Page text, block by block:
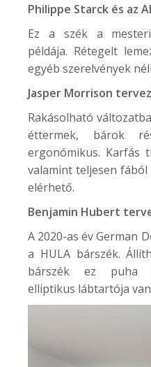
Philippe Starck és az
Ez a szék a
példája. Rétegelt
egyéb szerelvények
Jasper Morrison
Rakásolható
éttermek, bárok
ergonómikus. Karfás
valamint teljesen
elérhető.
Benjamin Hubert
A 2020-as év German
a HULA bárszék.
bárszék ez puha
elliptikus lábtartója